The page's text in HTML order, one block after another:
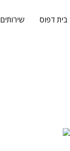
בית דפוס שירותים